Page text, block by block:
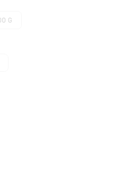
G